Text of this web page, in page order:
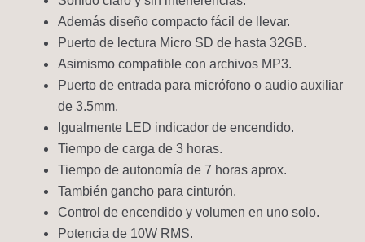
Además diseño compacto fácil de llevar.
Puerto de lectura Micro SD de hasta 32GB.
Asimismo compatible con archivos MP3.
Puerto de entrada para micrófono o audio auxiliar
de 3.5mm.
Igualmente LED indicador de encendido.
Tiempo de carga de 3 horas.
Tiempo de autonomía de 7 horas aprox.
También gancho para cinturón.
Control de encendido y volumen en uno solo.
Potencia de 10W RMS.